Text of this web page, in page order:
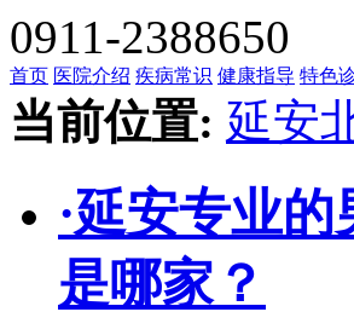
0911-2388650
首页 医院介绍 疾病常识 健康指导 特色
当前位置: 延安
·延安专业的
是哪家？